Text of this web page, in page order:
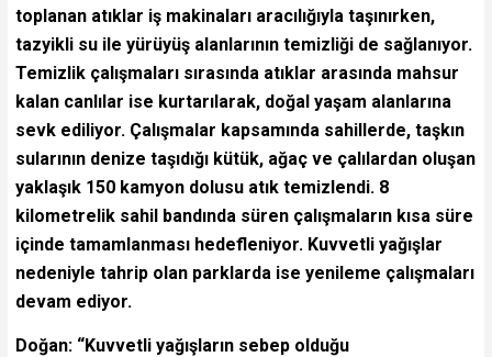
toplanan atıklar iş makinaları aracılığıyla taşınırken,
tazyikli su ile yürüyüş alanlarının temizliği de sağlanıyor.
Temizlik çalışmaları sırasında atıklar arasında mahsur
kalan canlılar ise kurtarılarak, doğal yaşam alanlarına
sevk ediliyor. Çalışmalar kapsamında sahillerde, taşkın
sularının denize taşıdığı kütük, ağaç ve çalılardan oluşan
yaklaşık 150 kamyon dolusu atık temizlendi. 8
kilometrelik sahil bandında süren çalışmaların kısa süre
içinde tamamlanması hedefleniyor. Kuvvetli yağışlar
nedeniyle tahrip olan parklarda ise yenileme çalışmaları
devam ediyor.
Doğan: “Kuvvetli yağışların sebep olduğu